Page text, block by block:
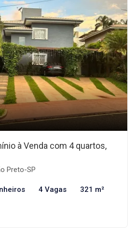
à Venda com 4 quartos,
Preto-SP
4 Vagas 321 m²